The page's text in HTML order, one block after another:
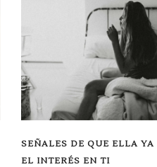
SEÑALES DE QUE ELLA YA
EL INTERÉS EN TI